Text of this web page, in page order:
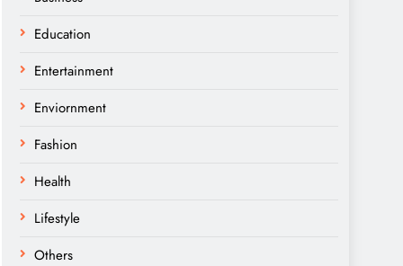
Education
Entertainment
Enviornment
Fashion
Health
Lifestyle
Others